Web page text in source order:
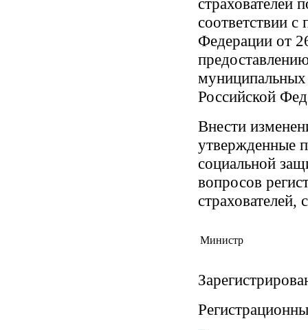
соответствии с
Федерации от
муниципальных
Российской
Внести
утвержденные
социальной
вопросов
страхователей,
Министр